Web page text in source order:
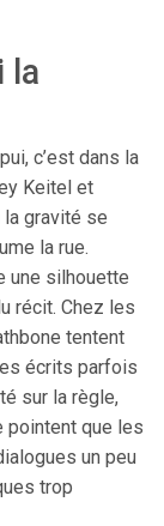
la
c’est dans la
Keitel et
gravité se
la rue.
une silhouette
récit. Chez les
tentent
écrits parfois
sur la règle,
pointent que les
un peu
trop